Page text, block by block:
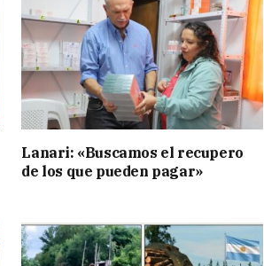
Lanari: «Buscamos el recupero
de los que pueden pagar»